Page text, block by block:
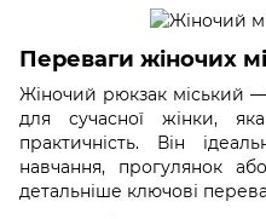
Переваги жіночих
Жіночий рюкзак міський
для сучасної жінки,
практичність. Він
навчання, прогулянок
детальніше ключові